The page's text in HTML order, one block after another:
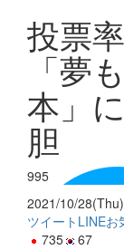
投票
「夢
本」
胆
995
2021/10/
ツイート LINEお
735
67